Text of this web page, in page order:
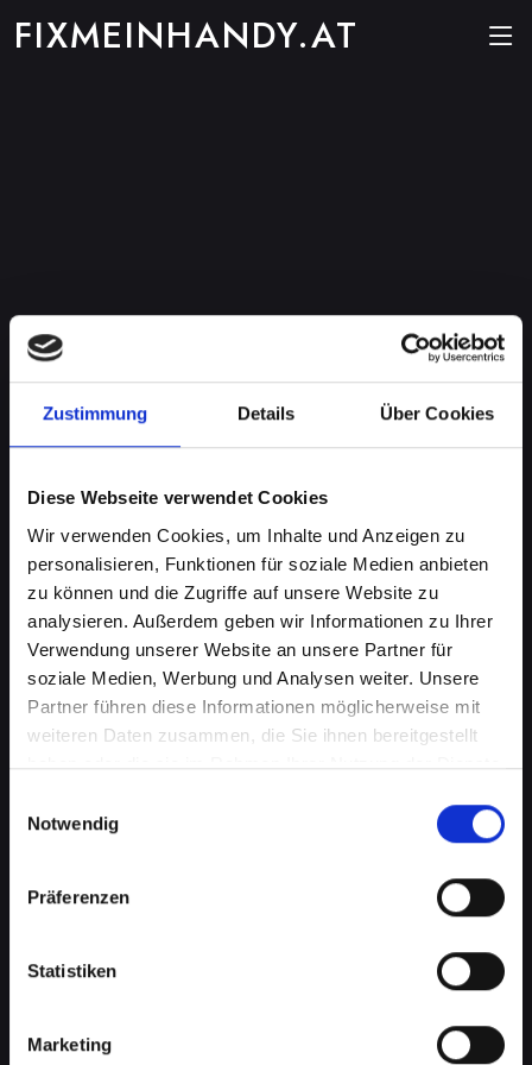
Zustimmung Details Über Cookies
Diese Webseite verwendet Cookies
Wir verwenden Cookies, um Inhalte und Anzeigen zu
personalisieren, Funktionen für soziale Medien anbieten
zu können und die Zugriffe auf unsere Website zu
analysieren. Außerdem geben wir Informationen zu Ihrer
Verwendung unserer Website an unsere Partner für
soziale Medien, Werbung und Analysen weiter. Unsere
Partner führen diese Informationen möglicherweise mit
weiteren Daten zusammen, die Sie ihnen bereitgestellt
haben oder die sie im Rahmen Ihrer Nutzung der Dienste
Notwendig
Präferenzen
Statistiken
Marketing
FIXMEINHANDY.AT
Beschädigtes Backcover bei
Ihrem IPHONE-XS in Absdorf?
Jetzt reparieren lassen
Ein beschädigtes Backcover an Ihrem IPHONE-
XS kann mehr als nur ein kosmetisches
Problem sein. Es schützt wichtige interne
Komponenten vor Schäden und Staub. Eine
Beschädigung kann daher die Funktionalität